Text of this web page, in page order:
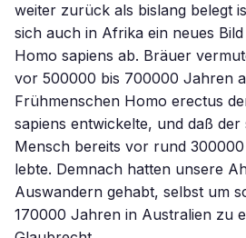
weiter zurück als bislang belegt
sich auch in Afrika ein neues
Homo sapiens ab. Bräuer
vor 500000 bis 700000 Jahren
Frühmenschen Homo erectus
sapiens entwickelte, und daß der
Mensch bereits vor rund
lebte. Demnach hatten unsere
Auswandern gehabt, selbst um
170000 Jahren in Australien zu